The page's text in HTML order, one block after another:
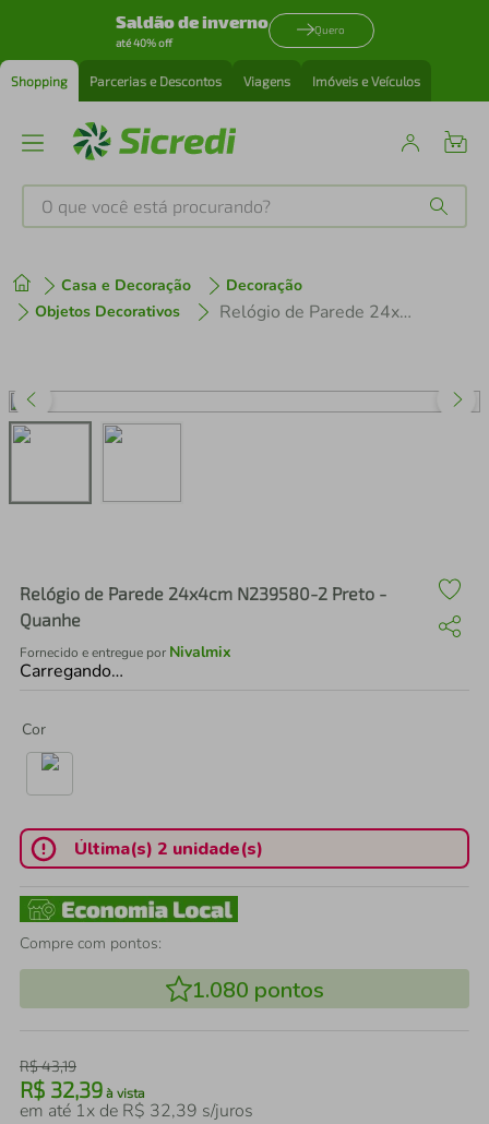
Saldão de inverno
até 40% off
Quero
Shopping Parcerias e Descontos Viagens Imóveis e Veículos
O que você está procurando?
Casa e Decoração
Decoração
Objetos Decorativos
Relógio de Parede 24x4cm N239580-2 Preto - Quanhe
Relógio de Parede 24x4cm N239580-2 Preto -
Quanhe
Fornecido e entregue por Nivalmix
Carregando…
Cor
Última(s) 2 unidade(s)
Compre com pontos:
1.080 pontos
R$43,19
R$ 32,39 à vista
em até 1x de R$ 32,39 s/juros
1º tenis
3º perfume